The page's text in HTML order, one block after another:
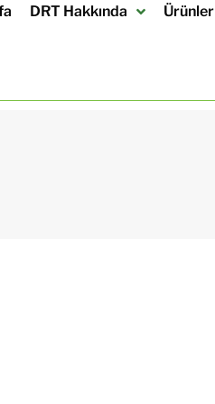
DRT Hakkında Ürünler